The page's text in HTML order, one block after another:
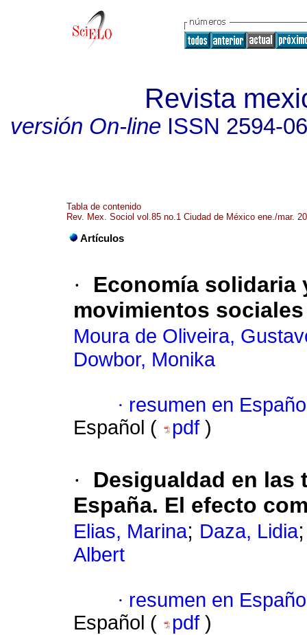
Revista
versión On-lineISSN 2594-
Tabla de contenido
Rev. Mex. Sociol vol.85 no.1 Ciudad de México ene./mar.
Artículos
·
Economía
movimientos sociales
Moura de Oliveira,
Dowbor, Monika
· resumen en
Español (
pdf )
·
Desigualdad en las
España. El efecto
Elias, Marina; Daza, Lidia
Albert
· resumen en
Español (
pdf )